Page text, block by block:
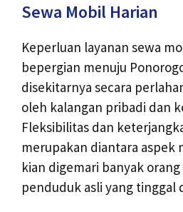
Sewa Mobil Harian
Keperluan layanan sewa
bepergian menuju
disekitarnya secara
oleh kalangan pribadi dan
Fleksibilitas dan
merupakan diantara aspek
kian digemari banyak
penduduk asli yang tinggal